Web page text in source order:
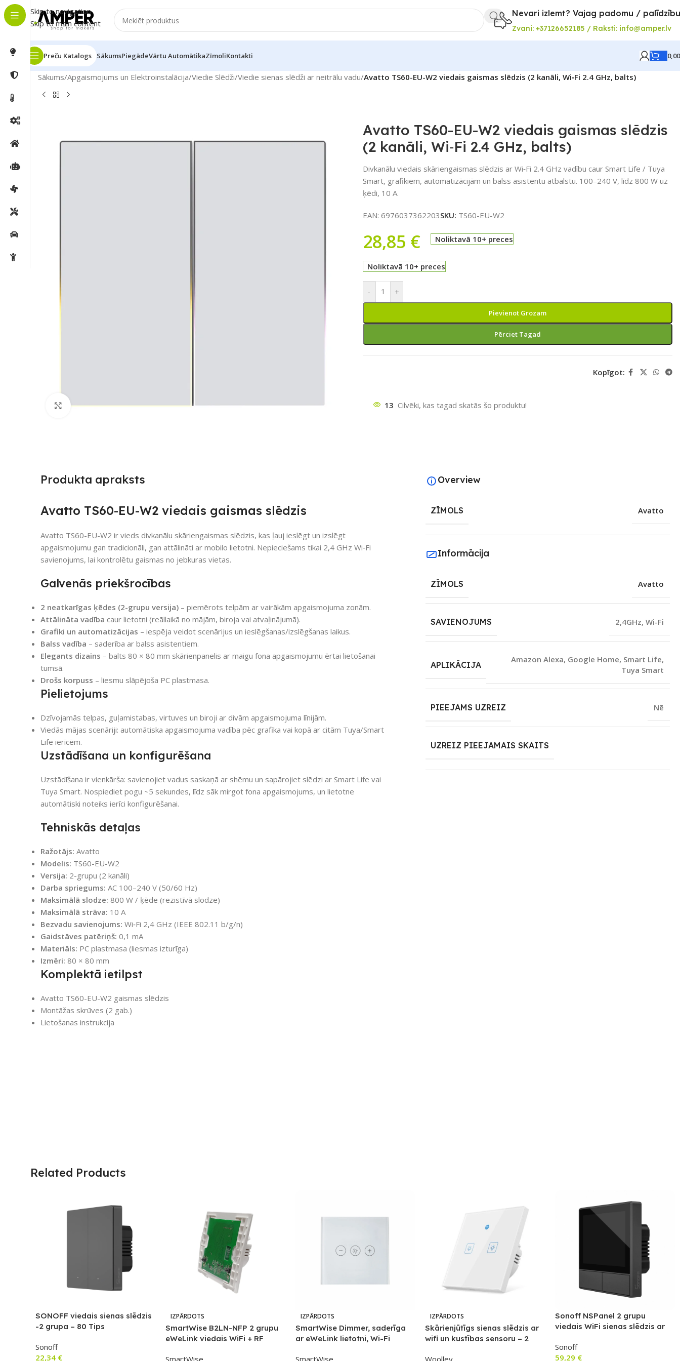
Skip to navigation
Skip to main content
Nevari izlemt? Vajag padomu /
Zvani: +37126652185 / Raksti: info@amper.lv
Preču Katalogs SākumsPiegādeVārtu AutomātikaZīmoliKontakti
Sākums/Apgaismojums un Elektroinstalācija/Viedie Slēdži/Viedie sienas slēdži ar neitrālu vadu/Avatto TS60-EU-W2 viedais gaismas slēdzis (2 kanāli, Wi‑Fi 2.4 GHz, balts)
Noklikšķiniet, lai palielinātu
Avatto TS60-EU-W2 viedais gaismas slēdzis
(2 kanāli, Wi‑Fi 2.4 GHz, balts)
Divkanālu viedais skāriengaismas slēdzis ar Wi‑Fi 2.4 GHz vadību caur Smart Life / Tuya
Smart, grafikiem, automatizācijām un balss asistentu atbalstu. 100–240 V, līdz 800 W uz
ķēdi, 10 A.
EAN: 6976037362203SKU: TS60-EU-W2
28,85 € Noliktavā 10+ preces
Noliktavā 10+ preces
- +
Pievienot Grozam
Pērciet Tagad
Kopīgot:
13 Cilvēki, kas tagad skatās šo produktu!
Produkta apraksts
Avatto TS60-EU-W2 viedais gaismas slēdzis
Avatto TS60-EU-W2 ir vieds divkanālu skāriengaismas slēdzis, kas ļauj ieslēgt un izslēgt
apgaismojumu gan tradicionāli, gan attālināti ar mobilo lietotni. Nepieciešams tikai 2,4 GHz Wi‑Fi
savienojums, lai kontrolētu gaismas no jebkuras vietas.
Galvenās priekšrocības
2 neatkarīgas ķēdes (2-grupu versija) – piemērots telpām ar vairākām apgaismojuma zonām.
Attālināta vadība caur lietotni (reāllaikā no mājām, biroja vai atvaļinājumā).
Grafiki un automatizācijas – iespēja veidot scenārijus un ieslēgšanas/izslēgšanas laikus.
Balss vadība – saderība ar balss asistentiem.
Elegants dizains – balts 80 × 80 mm skārienpanelis ar maigu fona apgaismojumu ērtai lietošanai
tumsā.
Drošs korpuss – liesmu slāpējoša PC plastmasa.
Pielietojums
Dzīvojamās telpas, guļamistabas, virtuves un biroji ar divām apgaismojuma līnijām.
Viedās mājas scenāriji: automātiska apgaismojuma vadība pēc grafika vai kopā ar citām Tuya/Smart
Life ierīcēm.
Uzstādīšana un konfigurēšana
Uzstādīšana ir vienkārša: savienojiet vadus saskaņā ar shēmu un sapārojiet slēdzi ar Smart Life vai
Tuya Smart. Nospiediet pogu ~5 sekundes, līdz sāk mirgot fona apgaismojums, un lietotne
automātiski noteiks ierīci konfigurēšanai.
Tehniskās detaļas
Ražotājs: Avatto
Modelis: TS60-EU-W2
Versija: 2-grupu (2 kanāli)
Darba spriegums: AC 100–240 V (50/60 Hz)
Maksimālā slodze: 800 W / ķēde (rezistīvā slodze)
Maksimālā strāva: 10 A
Bezvadu savienojums: Wi‑Fi 2,4 GHz (IEEE 802.11 b/g/n)
Gaidstāves patēriņš: 0,1 mA
Materiāls: PC plastmasa (liesmas izturīga)
Izmēri: 80 × 80 mm
Komplektā ietilpst
Avatto TS60-EU-W2 gaismas slēdzis
Montāžas skrūves (2 gab.)
Lietošanas instrukcija
Overview
ZĪMOLS Avatto
Informācija
ZĪMOLS Avatto
SAVIENOJUMS 2,4GHz, Wi-Fi
APLIKĀCIJA
Amazon Alexa, Google Home, Smart Life,
Tuya Smart
PIEEJAMS UZREIZ Nē
UZREIZ PIEEJAMAIS SKAITS
Related Products
SONOFF viedais sienas slēdzis
-2 grupa – 80 Tips
Sonoff
22,34 €
IZPĀRDOTS
SmartWise B2LN-NFP 2 grupu
eWeLink viedais WiFi + RF
IZPĀRDOTS
SmartWise Dimmer, saderīga
ar eWeLink lietotni, Wi-Fi
IZPĀRDOTS
Skārienjūtīgs sienas slēdzis ar
wifi un kustības sensoru – 2
Sonoff NSPanel 2 grupu
viedais WiFi sienas slēdzis ar
viedās ainas slēdža funkciju
Sonoff
59,29 €